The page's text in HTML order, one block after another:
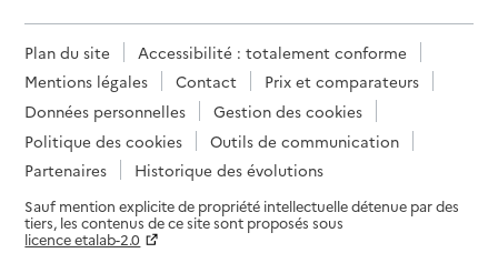
Plan du site
Accessibilité : totalement conforme
Mentions légales
Contact
Prix et comparateurs
Données personnelles
Gestion des cookies
Politique des cookies
Outils de communication
Partenaires
Historique des évolutions
Sauf mention explicite de propriété intellectuelle détenue par des
tiers, les contenus de ce site sont proposés sous
licence etalab-2.0